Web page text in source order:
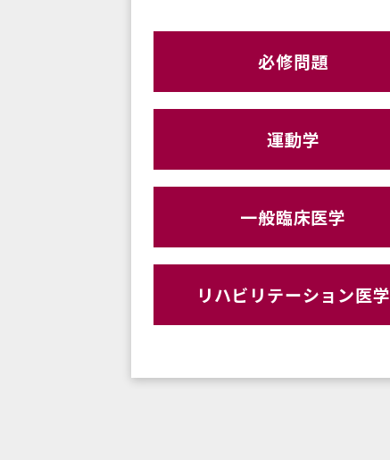
必修問題
運動学
一般臨床医学
リハビリテーション医学